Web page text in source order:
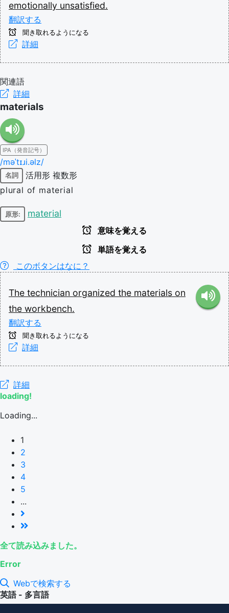
emotionally unsatisfied.
翻訳する
聞き取れるようになる
詳細
関連語
詳細
materials
IPA（発音記号）
/məˈtɪɹi.əlz/
名詞 活用形 複数形
plural of material
原形: material
意味を覚える
単語を覚える
このボタンはなに？
The technician organized the materials on
the workbench.
翻訳する
聞き取れるようになる
詳細
詳細
loading!
Loading...
1
2
3
4
5
...
全て読み込みました。
Error
Webで検索する
英語 - 多言語